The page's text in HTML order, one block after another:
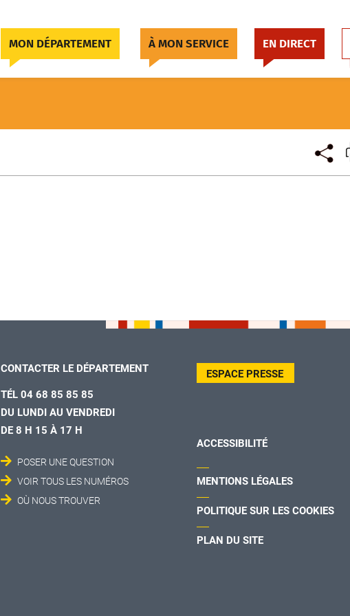
MON DÉPARTEMENT À MON SERVICE EN DIRECT
CONTACTER LE DÉPARTEMENT
TÉL 04 68 85 85 85
DU LUNDI AU VENDREDI
DE 8 H 15 À 17 H
POSER UNE QUESTION
VOIR TOUS LES NUMÉROS
OÙ NOUS TROUVER
ESPACE PRESSE
ACCESSIBILITÉ
MENTIONS LÉGALES
POLITIQUE SUR LES COOKIES
PLAN DU SITE